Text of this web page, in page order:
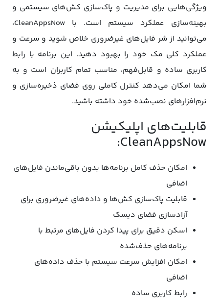
ویژگی‌هایی برای مدیریت و پاک‌سازی کش‌های سیستمی و
بهینه‌سازی عملکرد سیستم است. با CleanAppsNow،
می‌توانید از شر فایل‌های غیرضروری خلاص شوید و سرعت و
عملکرد کلی مک خود را بهبود دهید. این برنامه با رابط
کاربری ساده و قابل‌فهم، مناسب تمام کاربران است و به
شما امکان می‌دهد کنترل کاملی روی فضای ذخیره‌سازی و
نرم‌افزارهای نصب‌شده خود داشته باشید.
قابلیت‌های اپلیکیشن
CleanAppsNow:
امکان حذف کامل برنامه‌ها بدون باقی‌ماندن فایل‌های
اضافی
قابلیت پاک‌سازی کش‌ها و داده‌های غیرضروری برای
آزادسازی فضای دیسک
اسکن دقیق برای پیدا کردن فایل‌های مرتبط با
برنامه‌های حذف‌شده
امکان افزایش سرعت سیستم با حذف داده‌های
اضافی
رابط کاربری ساده